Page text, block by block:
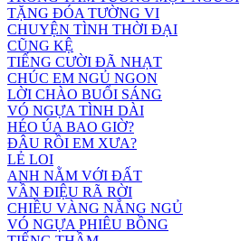
TẶNG ĐÓA TƯỜNG VI
CHUYỆN TÌNH THỜI ĐẠI
CŨNG KỆ
TIẾNG CƯỜI ĐÃ NHẠT
CHÚC EM NGỦ NGON
LỜI CHÀO BUỔI SÁNG
VÓ NGỰA TÌNH DÀI
HÉO ÚA BAO GIỜ?
ĐÂU RỒI EM XƯA?
LẺ LOI
ANH NẰM VỚI ĐẤT
VẦN ĐIỆU RÃ RỜI
CHIỀU VÀNG NẮNG NGỦ
VÓ NGỰA PHIÊU BỒNG